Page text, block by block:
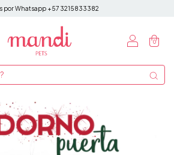
por Whatsapp +57 3215833382
0